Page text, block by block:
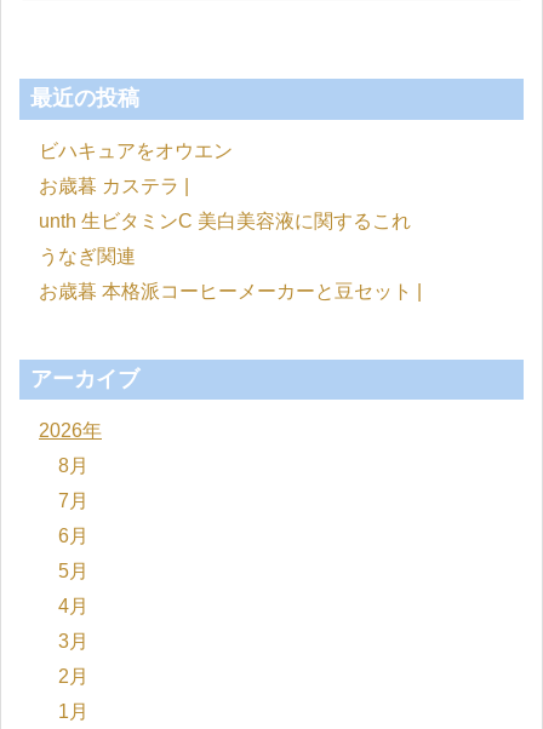
最近の投稿
ビハキュアをオウエン
お歳暮 カステラ |
unth 生ビタミンC 美白美容液に関するこれ
うなぎ関連
お歳暮 本格派コーヒーメーカーと豆セット |
アーカイブ
2026年
8月
7月
6月
5月
4月
3月
2月
1月